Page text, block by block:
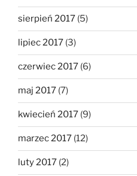
sierpień 2017 (5)
lipiec 2017 (3)
czerwiec 2017 (6)
maj 2017 (7)
kwiecień 2017 (9)
marzec 2017 (12)
luty 2017 (2)